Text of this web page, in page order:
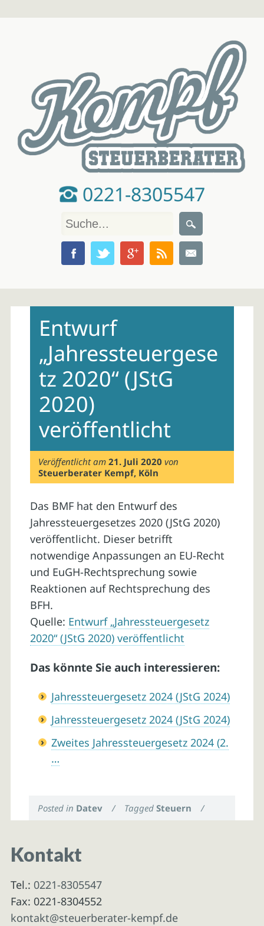
0221-8305547
contentEntwurf
„Jahressteuergese
tz 2020“ (JStG
2020)
veröffentlicht
Veröffentlicht am21. Juli 2020 von
Steuerberater Kempf, Köln
Das BMF hat den Entwurf des
Jahressteuergesetzes 2020 (JStG 2020)
veröffentlicht. Dieser betrifft
notwendige Anpassungen an EU-Recht
und EuGH-Rechtsprechung sowie
Reaktionen auf Rechtsprechung des
BFH.
Quelle: Entwurf „Jahressteuergesetz
2020“ (JStG 2020) veröffentlicht
Das könnte Sie auch interessieren:
Jahressteuergesetz 2024 (JStG 2024)
Jahressteuergesetz 2024 (JStG 2024)
Zweites Jahressteuergesetz 2024 (2.
…
Posted in Datev / TaggedSteuern /
Kontakt
Tel.: 0221-8305547
Fax: 0221-8304552
kontakt@steuerberater-kempf.de